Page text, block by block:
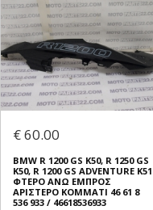
€ 60.00
BMW R 1200 GS K50, R 1250 GS
K50, R 1200 GS ADVENTURE K51
ΦΤΕΡO ΑΝΩ ΕΜΠΡΟΣ
ΑΡΙΣΤΕΡΟ ΚΟΜΜΑΤΙ 46 61 8
536 933 / 46618536933